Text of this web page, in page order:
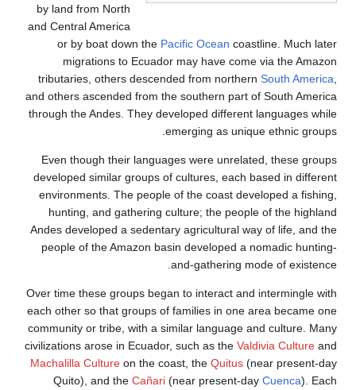
by land from North
and Central America
or by boat down thePacific Oceancoastline.
migrations to Ecuador may have come via the
tributaries, others descended from northernSouth
and others ascended from the southern part of South
through the Andes. They developed different
emerging as unique ethnic
Even though their languages were unrelated,
developed similar groups of cultures, each based in
environments. The people of the coast developed
hunting, and gathering culture; the people of the
Andes developed a sedentary agricultural way of life,
people of the Amazon basin developed a nomadic
and-gathering mode of
Over time these groups began to interact and
each other so that groups of families in one area
community or tribe, with a similar language and
civilizations arose in Ecuador, such as theValdivia
Machalilla Cultureon the coast, theQuitus(near
Quito), and theCañari(near present-dayCuenca